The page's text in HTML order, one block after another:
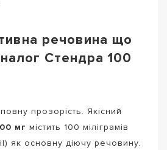
речовина що
Стендра 100
прозорість. Якісний
мг містить 100 міліграмів
як основну діючу речовину.